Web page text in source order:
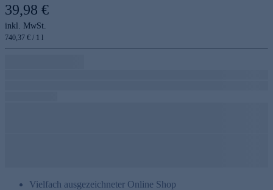
39,98 €
inkl. MwSt.
740,37 € / 1 l
Vielfach ausgezeichneter Online Shop